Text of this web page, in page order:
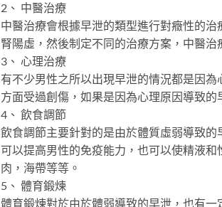
2、 中醫治療
中醫治療會根據早泄的類型進行對癥性的
腎陽虛，然後制定不同的治療方案，中醫
3、 心理治療
有不少男性之所以出現早泄的情況都是因
方面受過創傷，如果是因為心理原因導致
4、 飲食調節
飲食調節主要針對的是由於體質虛弱導致
可以提高男性的免疫能力，也可以使精液
肉，海帶等等。
5、 體育鍛煉
體育鍛煉對於由於體弱導致的早泄，也有